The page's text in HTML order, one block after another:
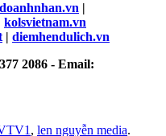
|
kolsvietnam.vn
| diemhendulich.vn
2086 - Email:
, len nguyễn media.